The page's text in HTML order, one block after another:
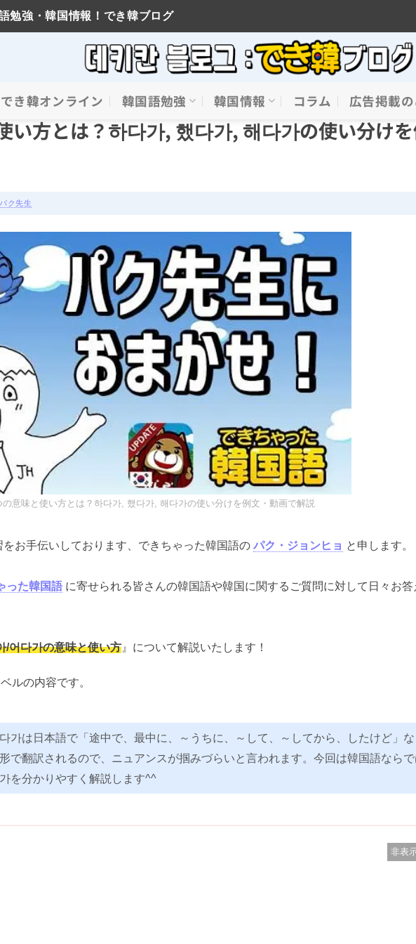
勉強・韓国情報！でき韓ブログ
でき韓オンライン 韓国語勉強 韓国情報 コラム 広告掲載
い方とは？하다가, 했다가, 해다가の使い分け
ク先生
の意味と使い方とは？하다가, 했다가, 해다가の使い分けを例文・動画で解説
お手伝いしております、できちゃった韓国語の パク・ジョンヒョ と申します。
った韓国語 に寄せられる皆さんの韓国語や韓国に関するご質問に対して日々お答
/어다가の意味と使い方 』について解説いたします！
ルの内容です。
가は日本語で「途中で、最中に、～うちに、～して、～してから、したけど」な
で翻訳されるので、ニュアンスが掴みづらいと言われます。今回は韓国語ならで
を分かりやすく解説します^^
非表